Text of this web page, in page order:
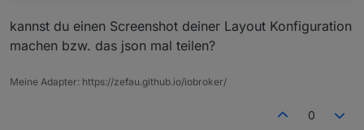
kannst du einen Screenshot deiner Layout Konfiguration
machen bzw. das json mal teilen?
Meine Adapter: https://zefau.github.io/iobroker/
0